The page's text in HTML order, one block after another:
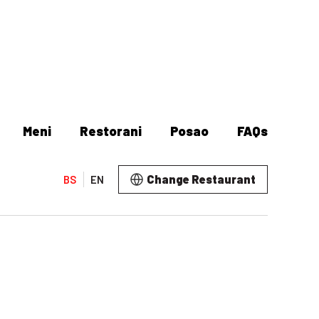
Meni Restorani Posao FAQs
BS EN Change Restaurant